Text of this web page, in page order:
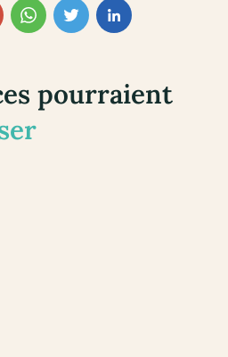
pourraient